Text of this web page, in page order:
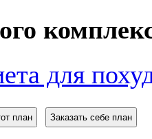
для
план Заказать себе план